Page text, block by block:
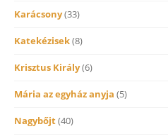
Karácsony(33)
Katekézisek(8)
Krisztus Király(6)
Mária az egyház anyja (5)
Nagybőjt(40)